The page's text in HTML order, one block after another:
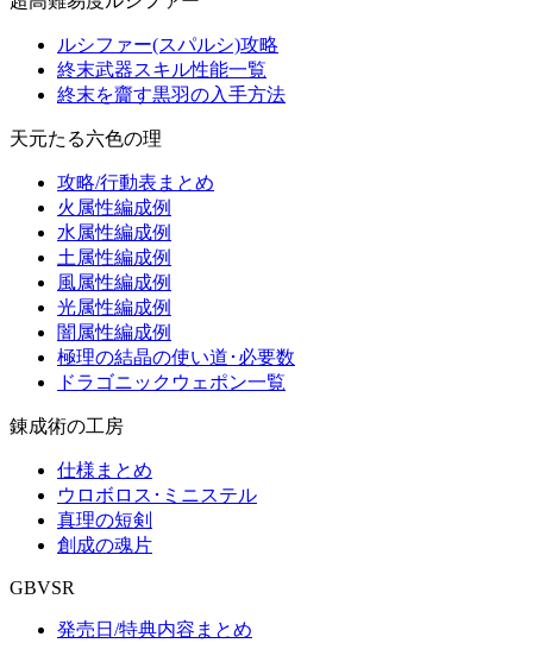
ルシファー(スパルシ)攻略
終末武器スキル性能一覧
終末を齎す黒羽の入手方法
天元たる六色の理
攻略/行動表まとめ
火属性編成例
水属性編成例
土属性編成例
風属性編成例
光属性編成例
闇属性編成例
極理の結晶の使い道･必要数
ドラゴニックウェポン一覧
錬成術の工房
仕様まとめ
ウロボロス･ミニステル
真理の短剣
創成の魂片
GBVSR
発売日/特典内容まとめ